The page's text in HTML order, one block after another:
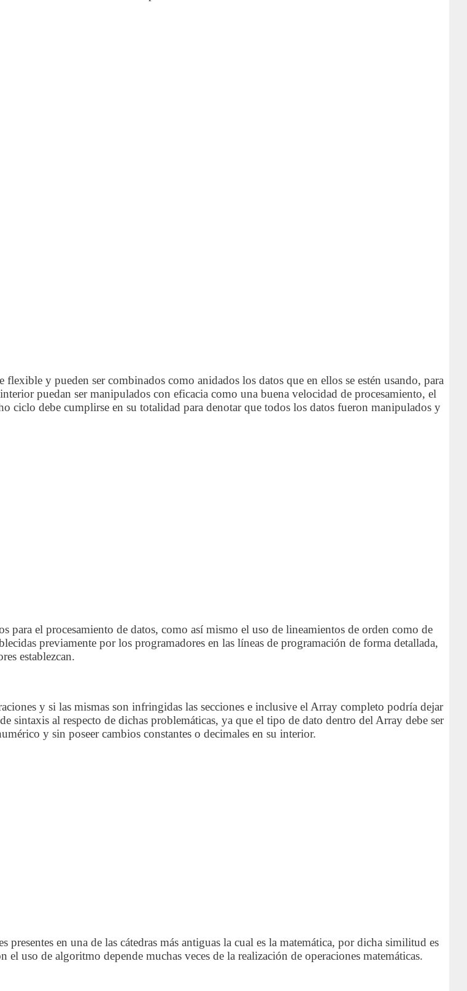
y pueden ser combinados como anidados los datos que en ellos se estén usando, para
puedan ser manipulados con eficacia como una buena velocidad de procesamiento, el
ciclo debe cumplirse en su totalidad para denotar que todos los datos fueron manipulados y
para el procesamiento de datos, como así mismo el uso de lineamientos de orden como de
previamente por los programadores en las líneas de programación de forma detallada,
establezcan.
y si las mismas son infringidas las secciones e inclusive el Array completo podría dejar
sintaxis al respecto de dichas problemáticas, ya que el tipo de dato dentro del Array debe ser
y sin poseer cambios constantes o decimales en su interior.
en una de las cátedras más antiguas la cual es la matemática, por dicha similitud es
uso de algoritmo depende muchas veces de la realización de operaciones matemáticas.